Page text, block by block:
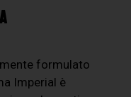
formulato
Imperial è